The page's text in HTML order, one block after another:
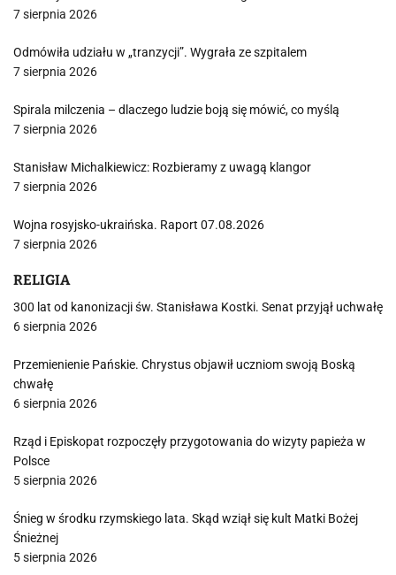
7 sierpnia 2026
Odmówiła udziału w „tranzycji”. Wygrała ze szpitalem
7 sierpnia 2026
Spirala milczenia – dlaczego ludzie boją się mówić, co myślą
7 sierpnia 2026
Stanisław Michalkiewicz: Rozbieramy z uwagą klangor
7 sierpnia 2026
Wojna rosyjsko-ukraińska. Raport 07.08.2026
7 sierpnia 2026
RELIGIA
300 lat od kanonizacji św. Stanisława Kostki. Senat przyjął uchwałę
6 sierpnia 2026
Przemienienie Pańskie. Chrystus objawił uczniom swoją Boską
chwałę
6 sierpnia 2026
Rząd i Episkopat rozpoczęły przygotowania do wizyty papieża w
Polsce
5 sierpnia 2026
Śnieg w środku rzymskiego lata. Skąd wziął się kult Matki Bożej
Śnieżnej
5 sierpnia 2026